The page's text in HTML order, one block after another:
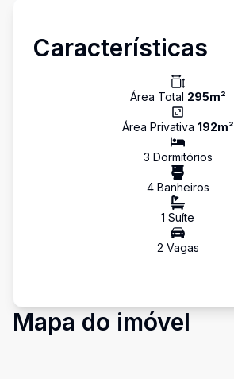
Características
Área Total 295m²
Área Privativa 192m²
3 Dormitórios
4Banheiros
1 Suíte
2 Vagas
Mapa do imóvel